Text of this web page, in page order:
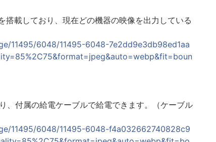
載しており、現在どの機器の映像を出力している
11495/6048/11495-6048-7e2dd9e3db98ed1aa
付属の給電ケーブルで給電できます。（ケーブル
11495/6048/11495-6048-f4a032662740828c9